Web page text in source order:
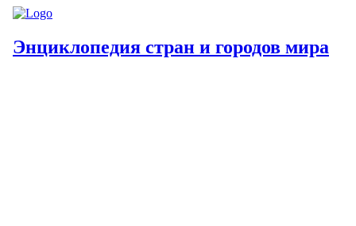
Энциклопедия стран и городов мира